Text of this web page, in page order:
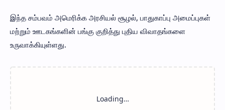
இந்த சம்பவம் அமெரிக்க அரசியல் சூழல், பாதுகாப்பு அமைப்புகள்
மற்றும் ஊடகங்களின் பங்கு குறித்து புதிய விவாதங்களை
உருவாக்கியுள்ளது.